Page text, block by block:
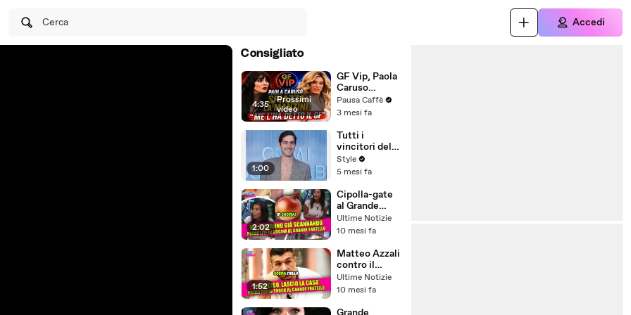
Cerca Accedi
Consigliato
4:35 | Prossimi
video
GF Vip, Paola
Caruso
spiazza
Francesca
il GF”
Pausa Caffè
3 mesi fa
1:00
Tutti i
vincitori del
Grande
Fratello VIP,
Macari a
Nikita
Pelizon: ecco
che fine
hanno fatto
Style
5 mesi fa
2:02
Cipolla-gate
al Grande
Fratello:
scoppia la
concorrenti
Ultime Notizie
10 mesi fa
1:52
Matteo Azzali
contro il
Grande
Fratello:
lasciare dopo
Ultime Notizie
10 mesi fa